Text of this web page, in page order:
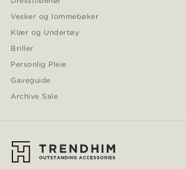
Vesker og lommebøker
Klær og Undertøy
Briller
Personlig Pleie
Gaveguide
Archive Sale